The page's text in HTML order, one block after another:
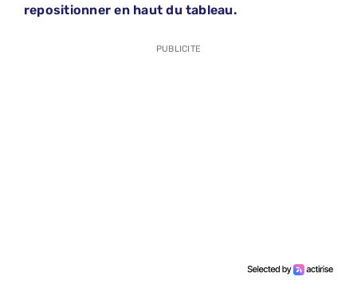
repositionner en haut du tableau.
PUBLICITE